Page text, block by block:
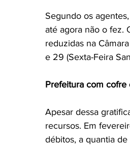
Segundo os
até agora não o fez.
reduzidas na
e 29 (Sexta-Feira
Prefeitura com cofre
Apesar dessa
recursos. Em
débitos, a quantia